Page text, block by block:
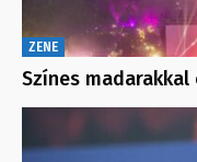
ZENE
Színes